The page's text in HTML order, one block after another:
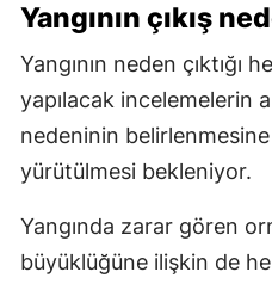
Yangının çıkış
Yangının neden çıktığı
yapılacak incelemelerin
nedeninin
yürütülmesi bekleniyor.
Yangında zarar gören
büyüklüğüne ilişkin de